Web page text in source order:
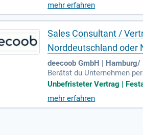
mehr erfahren
Sales Consultant /
Norddeutschland oder
deecoob GmbH |
Berätst du Unternehmen
m Gastronomiebetriebe,
Unbefristeter Vertrag |
mehr erfahren